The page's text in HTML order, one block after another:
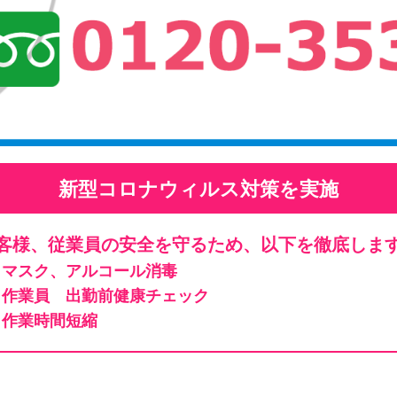
新型コロナウィルス対策を実施
様、従業員の安全を守るため、以下を徹底しま
マスク、アルコール消毒
作業員 出勤前健康チェック
作業時間短縮